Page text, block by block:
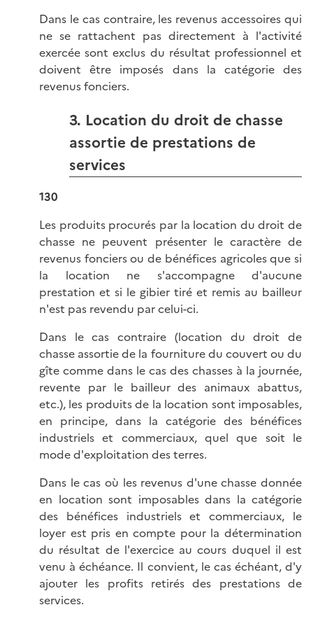
Dans le cas contraire, les revenus accessoires qui
ne se rattachent pas directement à l'activité
exercée sont exclus du résultat professionnel et
doivent être imposés dans la catégorie des
revenus fonciers.
3. Location du droit de chasse
assortie de prestations de
services
130
Les produits procurés par la location du droit de
chasse ne peuvent présenter le caractère de
revenus fonciers ou de bénéfices agricoles que si
la location ne s'accompagne d'aucune
prestation et si le gibier tiré et remis au bailleur
n'est pas revendu par celui-ci.
Dans le cas contraire (location du droit de
chasse assortie de la fourniture du couvert ou du
gîte comme dans le cas des chasses à la journée,
revente par le bailleur des animaux abattus,
etc.), les produits de la location sont imposables,
en principe, dans la catégorie des bénéfices
industriels et commerciaux, quel que soit le
mode d'exploitation des terres.
Dans le cas où les revenus d'une chasse donnée
en location sont imposables dans la catégorie
des bénéfices industriels et commerciaux, le
loyer est pris en compte pour la détermination
du résultat de l'exercice au cours duquel il est
venu à échéance. Il convient, le cas échéant, d'y
ajouter les profits retirés des prestations de
services.